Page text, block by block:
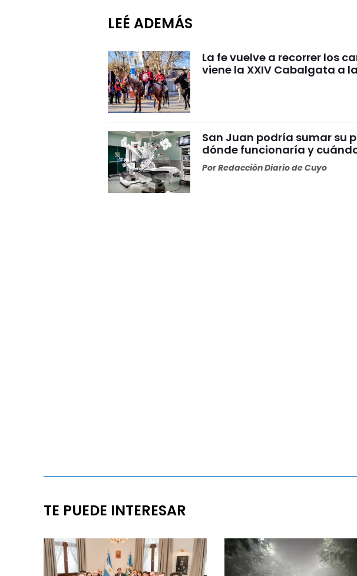
LEÉ ADEMÁS
La fe vuelve a recorrer los
viene la XXIV Cabalgata a
San Juan podría sumar su
dónde funcionaría y
PorRedacción Diario de Cuyo
TE PUEDE INTERESAR